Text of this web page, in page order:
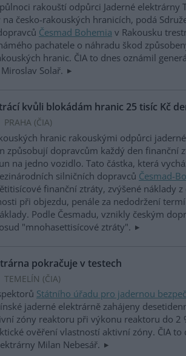
rakouští odpůrci Jaderné elektrárny
česko-rakouských hranicích, podá
Česmad Bohemia v Rakousku
pachatele o náhradu škod
hranic. ČIA to dnes oznámil
Solař.
kvůli blokádám hranic 25 tisíc Kč
(ČIA)
hranic rakouskými odpůrci jaderné
způsobují dopravcům každý den finanční
na jedno vozidlo. Tato částka, která
silničních dopravců Česmad-
finanční ztráty, zvýšené náklady z
při objezdu, penále za nedodržení
Podle Česmadu, vznikly českým
"mnohasettisícové ztráty".
pokračuje v testech
(ČIA)
Státního úřadu pro jadernou
jaderné elektrárně zahájeny
zóny reaktoru při výkonu reaktoru do 2
ověření vlastností aktivní zóny. ČIA to
Milan Nebesář.